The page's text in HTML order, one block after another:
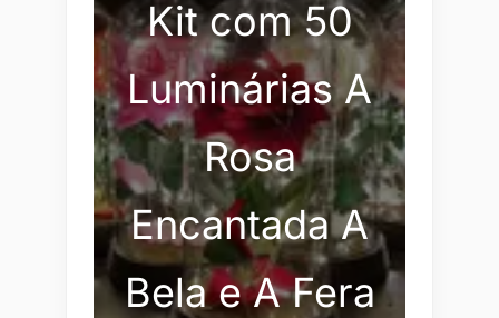
Kit com 50
Luminárias A
Rosa
Encantada A
Bela e A Fera